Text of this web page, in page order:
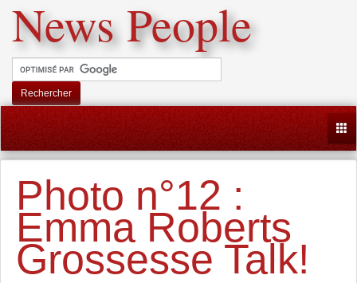
News People
Rechercher
Photo n°12 :
Emma Roberts
Grossesse Talk!